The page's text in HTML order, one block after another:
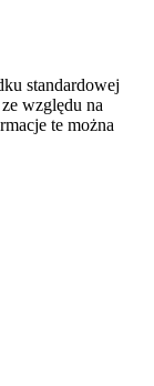
standardowej
względu na
te można